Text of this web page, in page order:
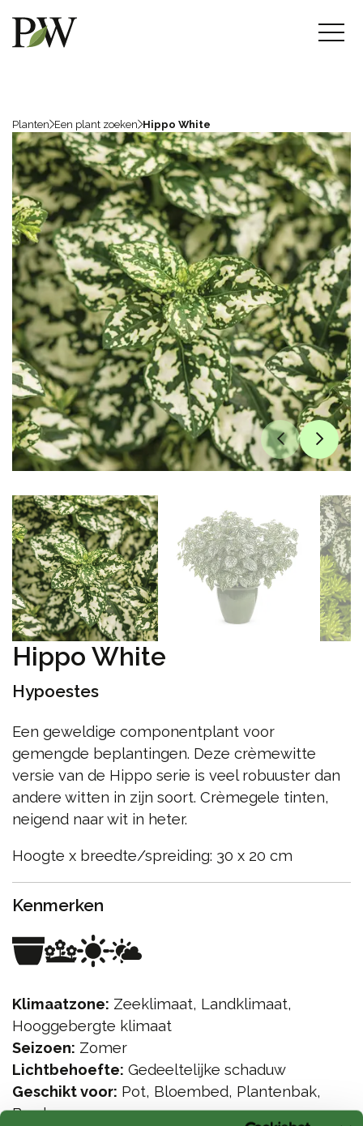
Planten Een plant zoeken Hippo White
Hippo White
Hypoestes
Een geweldige componentplant voor
gemengde beplantingen. Deze crèmewitte
versie van de Hippo serie is veel robuuster dan
andere witten in zijn soort. Crèmegele tinten,
neigend naar wit in heter.
Hoogte x breedte/spreiding: 30 x 20 cm
Kenmerken
Klimaatzone: Zeeklimaat, Landklimaat,
Hooggebergte klimaat
Seizoen: Zomer
Lichtbehoefte: Gedeeltelijke schaduw
Geschikt voor: Pot, Bloembed, Plantenbak,
Border